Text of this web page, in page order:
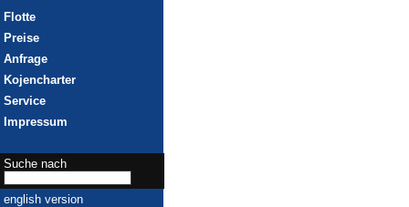
Flotte
Preise
Anfrage
Kojencharter
Service
Impressum
Suche nach
english version